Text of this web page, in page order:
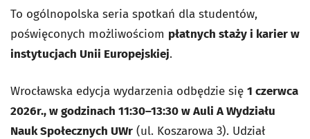
To ogólnopolska seria spotkań dla studentów,
poświęconych możliwościom płatnych staży i karier w
instytucjach Unii Europejskiej.
Wrocławska edycja wydarzenia odbędzie się 1 czerwca
2026r., w godzinach 11:30–13:30 w Auli A Wydziału
Nauk Społecznych UWr (ul. Koszarowa 3). Udział